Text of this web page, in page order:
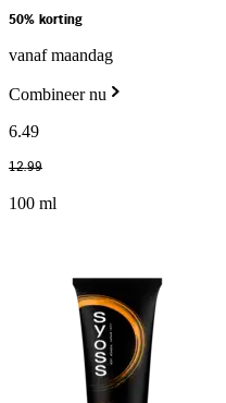
50% korting
vanaf maandag
Combineer nu
6.49
12.99
100 ml